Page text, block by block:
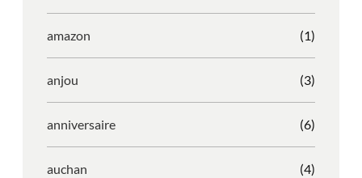
amazon (1)
anjou (3)
anniversaire (6)
auchan (4)